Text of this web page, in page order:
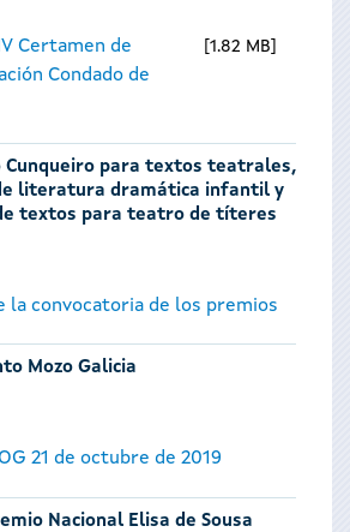
Certamen de
Condado de
1.82 MB
Cunqueiro para textos teatrales,
literatura dramática infantil y
textos para teatro de títeres
la convocatoria de los premios
Mozo Galicia
21 de octubre de 2019
Nacional Elisa de Sousa